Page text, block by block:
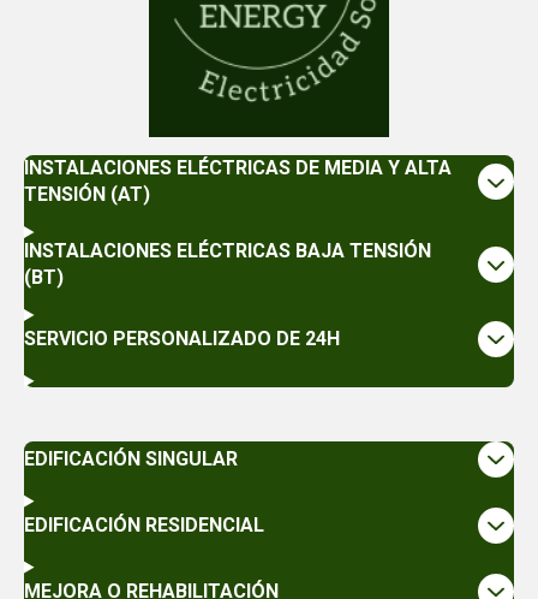
INSTALACIONES ELÉCTRICAS DE MEDIA Y ALTA
TENSIÓN (AT)
INSTALACIONES ELÉCTRICAS BAJA TENSIÓN
(BT)
SERVICIO PERSONALIZADO DE 24H
EDIFICACIÓN SINGULAR
EDIFICACIÓN RESIDENCIAL
MEJORA O REHABILITACIÓN